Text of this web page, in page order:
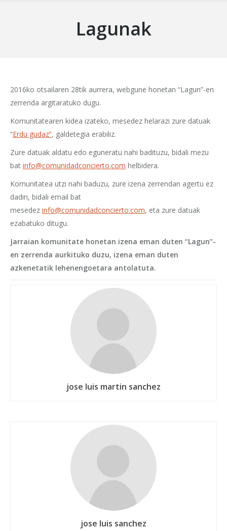
Lagunak
2016ko otsailaren 28tik aurrera, webgune honetan “Lagun”-en
zerrenda argitaratuko dugu.
Komunitatearen kidea izateko, mesedez helarazi zure datuak
“Erdu gudaz”, galdetegia erabiliz.
Zure datuak aldatu edo eguneratu nahi badituzu, bidali mezu
bat info@comunidadconcierto.com helbidera.
Komunitatea utzi nahi baduzu, zure izena zerrendan agertu ez
dadin, bidali email bat
mesedez info@comunidadconcierto.com, eta zure datuak
ezabatuko ditugu.
Jarraian komunitate honetan izena eman duten “Lagun”-
en zerrenda aurkituko duzu, izena eman duten
azkenetatik lehenengoetara antolatuta.
jose luis martin sanchez
jose luis sanchez